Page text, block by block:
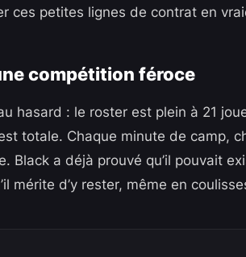
ces petites lignes de contrat en
compétition féroce
hasard : le roster est plein à 21
totale. Chaque minute de camp,
Black a déjà prouvé qu’il pouvait
mérite d’y rester, même en